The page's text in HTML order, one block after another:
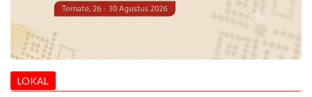
LOKAL